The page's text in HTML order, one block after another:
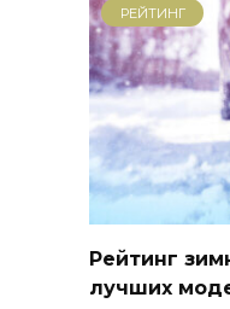
РЕЙТИНГ
Рейтинг
лучших